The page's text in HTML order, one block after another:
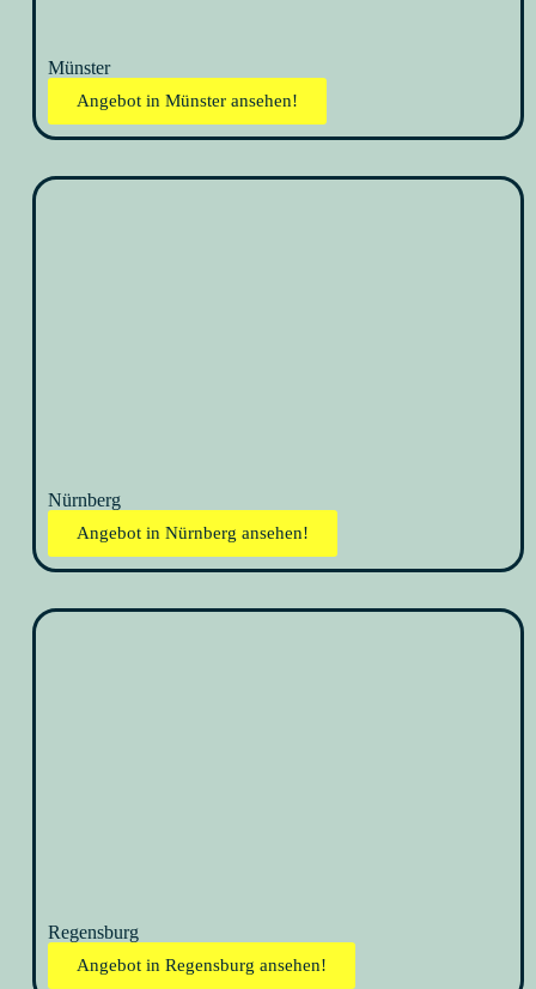
Münster
Angebot in Münster ansehen!
Nürnberg
Angebot in Nürnberg ansehen!
Regensburg
Angebot in Regensburg ansehen!